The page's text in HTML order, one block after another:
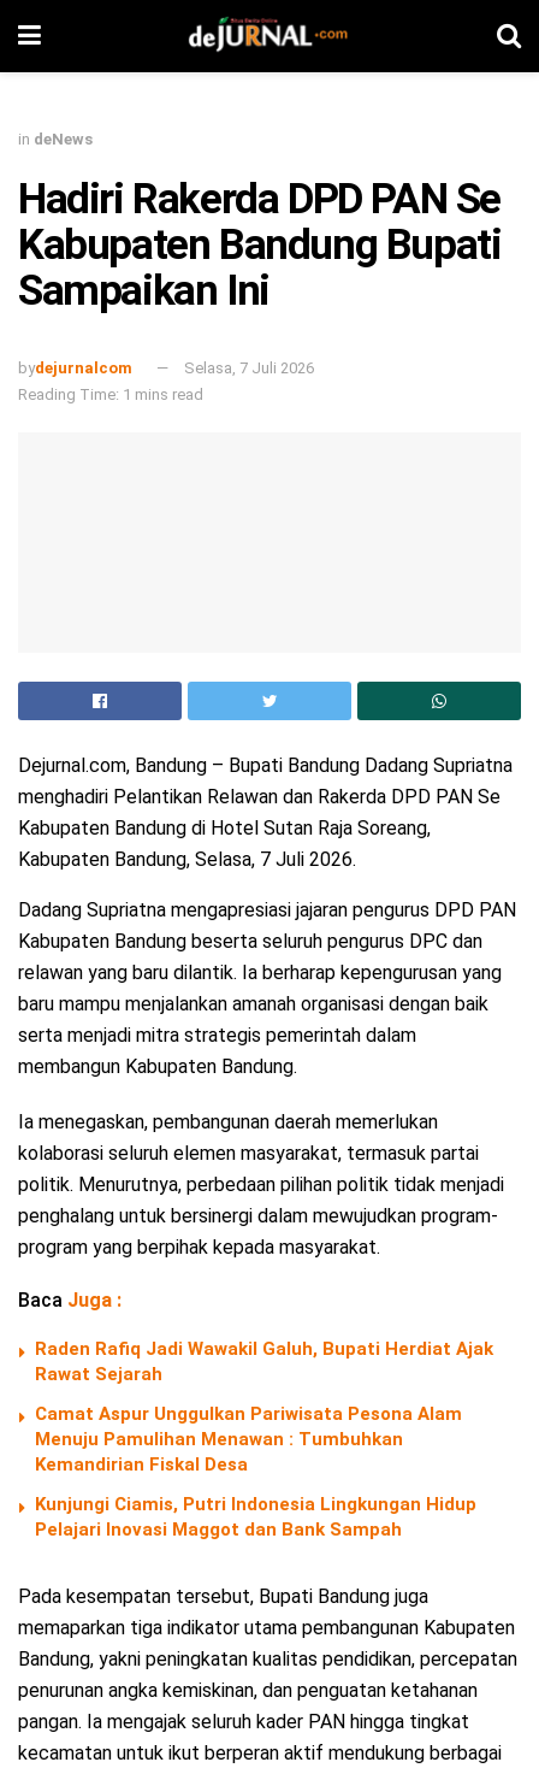
in deNews
Hadiri Rakerda DPD PAN Se
Kabupaten Bandung Bupati
Sampaikan Ini
bydejurnalcom
Selasa, 7 Juli 2026
Reading Time: 1 mins read
Dejurnal.com, Bandung – Bupati Bandung Dadang Supriatna
menghadiri Pelantikan Relawan dan Rakerda DPD PAN Se
Kabupaten Bandung di Hotel Sutan Raja Soreang,
Kabupaten Bandung, Selasa, 7 Juli 2026.
Dadang Supriatna mengapresiasi jajaran pengurus DPD PAN
Kabupaten Bandung beserta seluruh pengurus DPC dan
relawan yang baru dilantik. Ia berharap kepengurusan yang
baru mampu menjalankan amanah organisasi dengan baik
serta menjadi mitra strategis pemerintah dalam
membangun Kabupaten Bandung.
Ia menegaskan, pembangunan daerah memerlukan
kolaborasi seluruh elemen masyarakat, termasuk partai
politik. Menurutnya, perbedaan pilihan politik tidak menjadi
penghalang untuk bersinergi dalam mewujudkan program-
program yang berpihak kepada masyarakat.
Baca Juga :
Raden Rafiq Jadi Wawakil Galuh, Bupati Herdiat Ajak
Rawat Sejarah
Camat Aspur Unggulkan Pariwisata Pesona Alam
Menuju Pamulihan Menawan : Tumbuhkan
Kemandirian Fiskal Desa
Kunjungi Ciamis, Putri Indonesia Lingkungan Hidup
Pelajari Inovasi Maggot dan Bank Sampah
Pada kesempatan tersebut, Bupati Bandung juga
memaparkan tiga indikator utama pembangunan Kabupaten
Bandung, yakni peningkatan kualitas pendidikan, percepatan
penurunan angka kemiskinan, dan penguatan ketahanan
pangan. Ia mengajak seluruh kader PAN hingga tingkat
kecamatan untuk ikut berperan aktif mendukung berbagai